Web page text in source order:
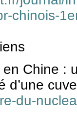
chinois-
en Chine :
d’une
du-